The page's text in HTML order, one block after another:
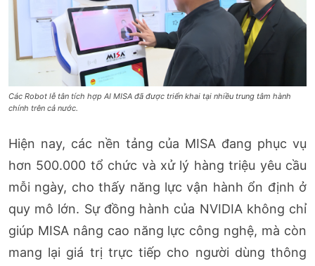
Các Robot lễ tân tích hợp AI MISA đã được triển khai tại nhiều trung tâm hành
chính trên cả nước.
Hiện nay, các nền tảng của MISA đang phục vụ
hơn 500.000 tổ chức và xử lý hàng triệu yêu cầu
mỗi ngày, cho thấy năng lực vận hành ổn định ở
quy mô lớn. Sự đồng hành của NVIDIA không chỉ
giúp MISA nâng cao năng lực công nghệ, mà còn
mang lại giá trị trực tiếp cho người dùng thông